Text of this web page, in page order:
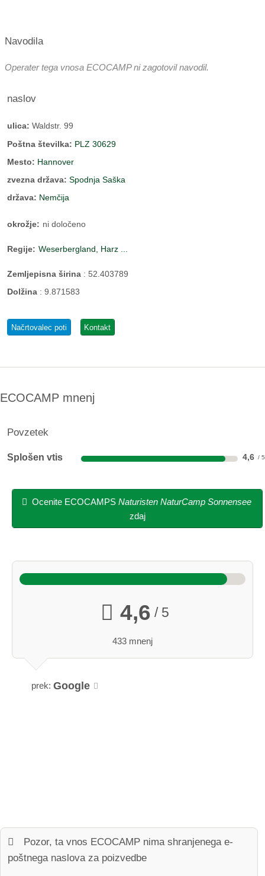
Navodila
Operater tega vnosa ECOCAMP ni zagotovil navodil.
naslov
ulica: Waldstr. 99
Poštna številka: PLZ 30629
Mesto: Hannover
zvezna država: Spodnja Saška
država: Nemčija
okrožje: ni določeno
Regije: Weserbergland, Harz ...
Zemljepisna širina : 52.403789
Dolžina : 9.871583
Načrtovalec poti Kontakt
ECOCAMP mnenj
Povzetek
Splošen vtis 4,6
Ocenite ECOCAMPSNaturisten NaturCamp Sonnensee
zdaj
4,6 / 5
433 mnenj
prek: Google
Pozor, ta vnos ECOCAMP nima shranjenega e-
poštnega naslova za poizvedbe